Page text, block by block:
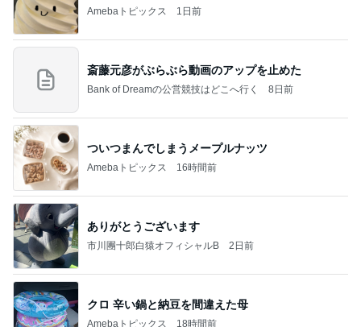
Amebaトピックス 1日前
斎藤元彦がぶらぶら動画のアップを止めた
Bank of Dreamの公営競技はどこへ行く 8日前
ついつまんでしまうメープルナッツ
Amebaトピックス 16時間前
ありがとうございます
市川團十郎白猿オフィシャルB 2日前
クロ 辛い鍋と納豆を間違えた母
Amebaトピックス 18時間前